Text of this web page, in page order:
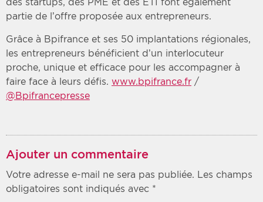
partie de l’offre proposée aux entrepreneurs.
Grâce à Bpifrance et ses 50 implantations régionales,
les entrepreneurs bénéficient d’un interlocuteur
proche, unique et efficace pour les accompagner à
faire face à leurs défis. www.bpifrance.fr /
@Bpifrancepresse
Ajouter un commentaire
Votre adresse e-mail ne sera pas publiée. Les champs
obligatoires sont indiqués avec *